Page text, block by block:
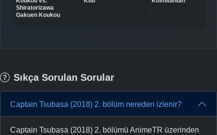
-Bölüm No:
-Bölüm No: 40
- Bölüm No:
Shiratorizawa
Gakuen Koukou
Sıkça Sorulan Sorular
Captain Tsubasa (2018) 2. bölüm nereden izlenir?
Captain Tsubasa (2018) 2. bölümü AnimeTR üzerinden